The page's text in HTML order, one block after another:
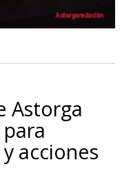
Astorga
acciones